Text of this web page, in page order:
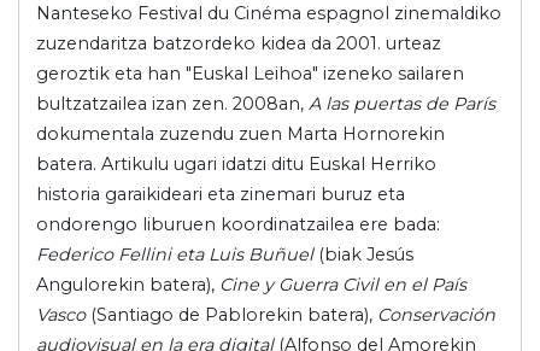
Nanteseko Festival du Cinéma espagnol zinemaldiko
zuzendaritza batzordeko kidea da 2001. urteaz
geroztik eta han "Euskal Leihoa" izeneko sailaren
bultzatzailea izan zen. 2008an, A las puertas de París
dokumentala zuzendu zuen Marta Hornorekin
batera. Artikulu ugari idatzi ditu Euskal Herriko
historia garaikideari eta zinemari buruz eta
ondorengo liburuen koordinatzailea ere bada:
Federico Fellini eta Luis Buñuel(biak Jesús
Angulorekin batera), Cine y Guerra Civil en el País
Vasco(Santiago de Pablorekin batera), Conservación
audiovisual en la era digital(Alfonso del Amorekin